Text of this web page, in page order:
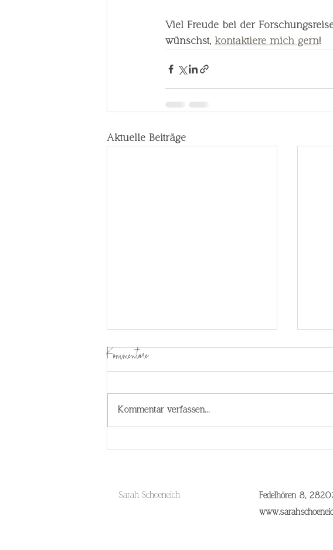
Viel Freude bei der
wünschst, kontaktiere mich gern!
Aktuelle Beiträge
Wenn das Wetter umschlägt – und
Kommentare
Kommentar verfassen...
Sarah Schoeneich
Fedelhören 8,